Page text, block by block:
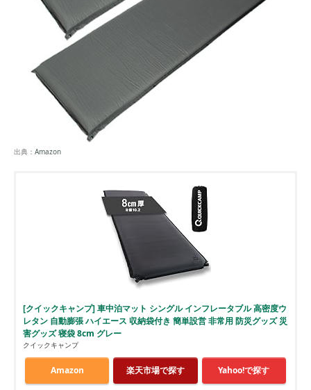
出典： Amazon
[クイックキャンプ] 車中泊マット シングル インフレータブル 高密度ウ
レタン 自動膨張 ハイエース 収納袋付き 簡単設営 非常用 防災グッズ 災
害グッズ 寝袋 8cm グレー
クイックキャンプ
Amazon 楽天市場で探す Yahoo!で探す